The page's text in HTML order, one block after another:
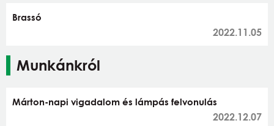
Brassó
2022.11.05
Munkánkról
Márton-napi vigadalom és lámpás felvonulás
2022.12.07